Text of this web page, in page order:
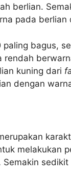
berlian.
pada
paling bagus,
rendah
kuning dari
dengan
melakukan